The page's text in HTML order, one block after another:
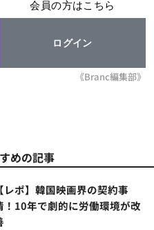
会員の方はこちら
ログイン
《Branc編集部》
めの記事
【レポ】韓国映画界の契約事
！10年で劇的に労働環境が改